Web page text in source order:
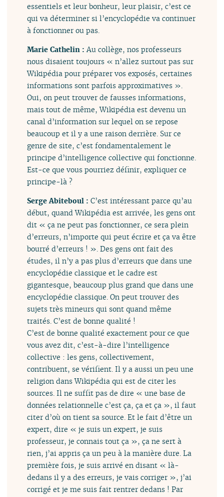
essentiels et leur bonheur, leur plaisir, c’est ce
qui va déterminer si l’encyclopédie va continuer
à fonctionner ou pas.
Marie Cathelin :Au collège, nos professeurs
nous disaient toujours « n’allez surtout pas sur
Wikipédia pour préparer vos exposés, certaines
informations sont parfois approximatives ».
Oui, on peut trouver de fausses informations,
mais tout de même, Wikipédia est devenu un
canal d’information sur lequel on se repose
beaucoup et il y a une raison derrière. Sur ce
genre de site, c’est fondamentalement le
principe d’intelligence collective qui fonctionne.
Est-ce que vous pourriez définir, expliquer ce
principe-là ?
Serge Abiteboul :C’est intéressant parce qu’au
début, quand Wikipédia est arrivée, les gens ont
dit « ça ne peut pas fonctionner, ce sera plein
d’erreurs, n’importe qui peut écrire et ça va être
bourré d’erreurs ! ». Des gens ont fait des
études, il n’y a pas plus d’erreurs que dans une
encyclopédie classique et le cadre est
gigantesque, beaucoup plus grand que dans une
encyclopédie classique. On peut trouver des
sujets très mineurs qui sont quand même
traités. C’est de bonne qualité !
C’est de bonne qualité exactement pour ce que
vous avez dit, c’est-à-dire l’intelligence
collective : les gens, collectivement,
contribuent, se vérifient. Il y a aussi un peu une
religion dans Wikipédia qui est de citer les
sources. Il ne suffit pas de dire « une base de
données relationnelle c’est ça, ça et ça », il faut
citer d’où on tient sa source. Et le fait d’être un
expert, dire « je suis un expert, je suis
professeur, je connais tout ça », ça ne sert à
rien, j’ai appris ça un peu à la manière dure. La
première fois, je suis arrivé en disant « là-
dedans il y a des erreurs, je vais corriger », j’ai
corrigé et je me suis fait rentrer dedans ! Par